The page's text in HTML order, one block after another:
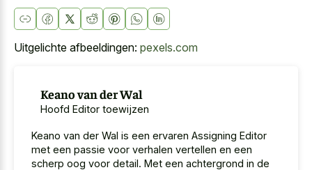
Uitgelichte afbeeldingen: pexels.com
Keano van der Wal
Hoofd Editor toewijzen
Keano van der Wal is een ervaren Assigning Editor
met een passie voor verhalen vertellen en een
scherp oog voor detail. Met een achtergrond in de